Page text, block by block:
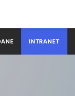
INTRANET